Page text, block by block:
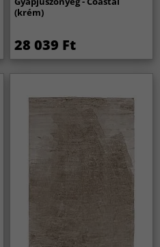
(krém)
28 039 Ft